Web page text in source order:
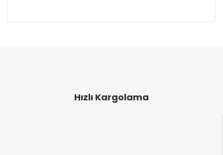
Bu ürünün fiyat bilgisi, resim, ürün açıklamalarında
Ürün bilgilerinde hatalar bulunuyor.
Hızlı Kargolama